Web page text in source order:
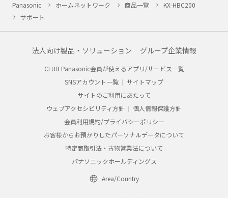
Panasonic ホームネットワーク 商品一覧
KX-HBC200
サポート
法人向け製品・ソリューション グループ企業情報
CLUB Panasonic会員が使えるアプリ/サービス一覧
SNSアカウント一覧
サイトマップ
サイトのご利用にあたって
ウェブアクセシビリティ方針
個人情報保護方針
会員利用規約/プライバシーポリシー
お客様からお預かりしたパーソナルデータについて
特定商取引法・古物営業法について
パナソニックホールディングス
Area/Country